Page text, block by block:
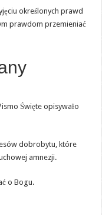
określonych prawd
prawdom przemieniać
Święte opisywało
dobrobytu, które
amnezji.
o Bogu.